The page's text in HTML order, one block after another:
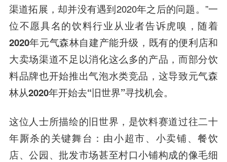
渠道拓展，却并没有遇到2020年之后的问题。”一
位不愿具名的饮料行业从业者告诉虎嗅， 随着
2020年元气森林自建产能升级，既有的便利店和
大卖场渠道不足以消化这么多的产品 ，而部分饮
料品牌也开始推出气泡水类竞品， 这导致元气森
林从2020年开始去“旧世界”寻找机会。
这位人士所描绘的旧世界，是饮料赛道过往二十
年厮杀的关键舞台 ：由小超市、小卖铺、餐饮
店、公园、批发市场甚至村口小铺构成的像毛细